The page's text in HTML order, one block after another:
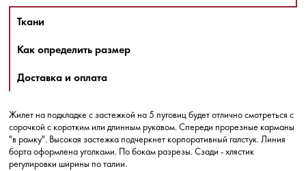
Ткани
Как определить размер
Доставка и оплата
Жилет на подкладке с застежкой на 5 пуговиц будет отлично смотреться с
сорочкой с коротким или длинным рукавом. Спереди прорезные карманы
"в рамку". Высокая застежка подчеркнет корпоративный галстук. Линия
борта оформлена уголками. По бокам разрезы. Сзади - хлястик
регулировки ширины по талии.